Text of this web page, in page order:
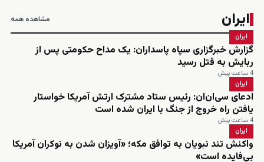
ایران مشاهده همه
ایران
گزارش خبرگزاری سپاه پاسداران: یک مداح حکومتی پس از
ربایش به قتل رسید
4 ساعت پیش
ایران
ادعای سی‌ان‌ان: رئیس ستاد مشترک ارتش آمریکا خواستار
یافتن راه خروج از جنگ با ایران شده است
4 ساعت پیش
ایران
واکنش تند نبویان به توافق مکه؛ «آویزان شدن به نوکران آمریکا
بی‌فایده است»